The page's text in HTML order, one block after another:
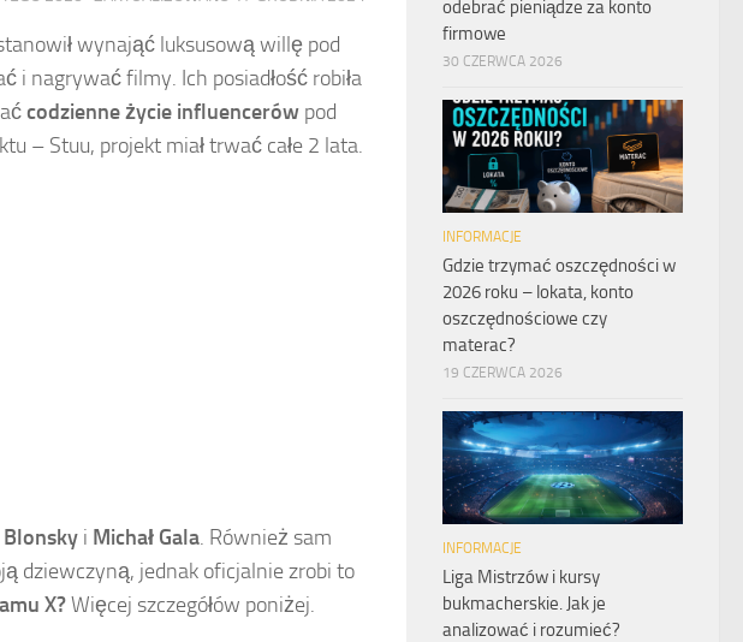
wynająć luksusową willę pod
i nagrywać filmy. Ich posiadłość robiła
codzienne życie influencerów pod
– Stuu, projekt miał trwać całe 2 lata.
Blonsky i Michał Gala. Również sam
dziewczyną, jednak oficjalnie zrobi to
X?Więcej szczegółów poniżej.
odebrać pieniądze za konto
firmowe
30 CZERWCA 2026
INFORMACJE
Gdzie trzymać oszczędności w
2026 roku – lokata, konto
oszczędnościowe czy
materac?
19 CZERWCA 2026
INFORMACJE
Liga Mistrzów i kursy
bukmacherskie. Jak je
analizować i rozumieć?